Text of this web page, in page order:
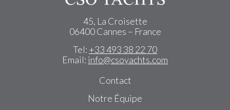
45, La Croisette
06400 Cannes – France
Tel: +33 493 38 22 70
Email: info@csoyachts.com
Contact
Notre Équipe